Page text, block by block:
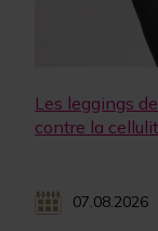
Les leggings
contre la
07.08.2026